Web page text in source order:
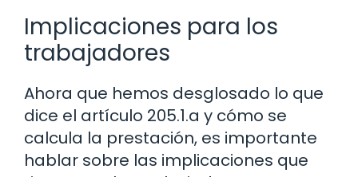
Implicaciones para los
trabajadores
Ahora que hemos desglosado lo que
dice el artículo 205.1.a y cómo se
calcula la prestación, es importante
hablar sobre las implicaciones que